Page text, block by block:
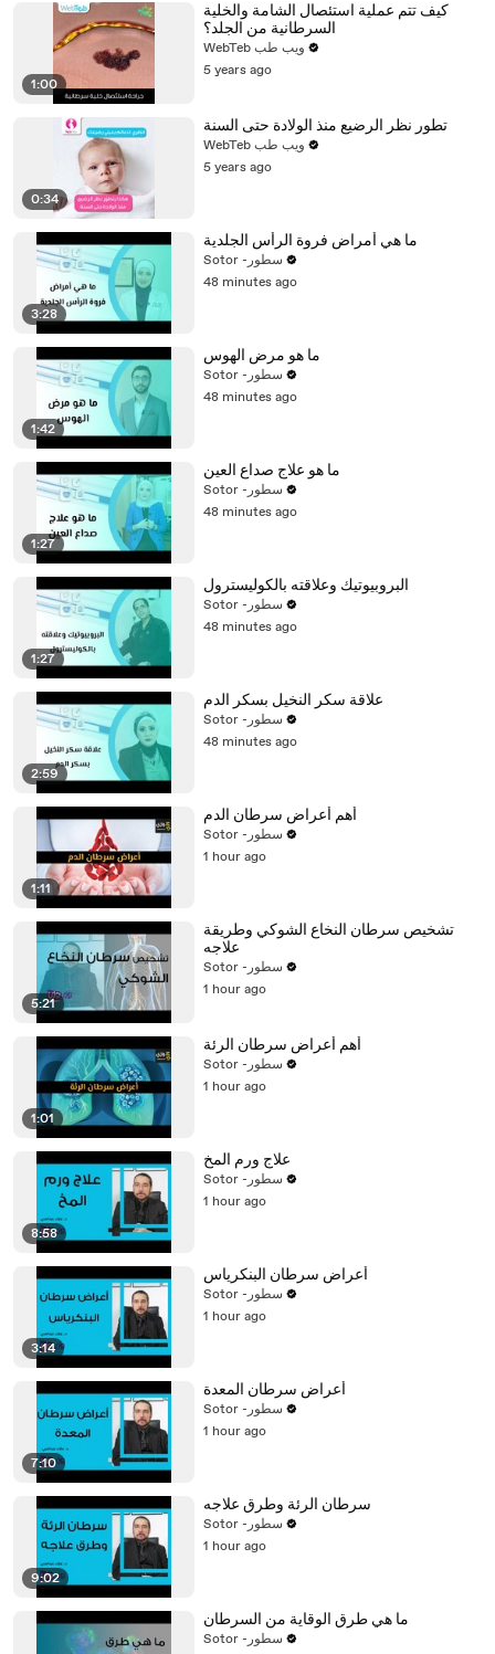
1:00
كيف تتم عملية استئصال الشامة والخلية
السرطانية من الجلد؟
WebTeb ويب طب
5 years ago
0:34
تطور نظر الرضيع منذ الولادة حتى السنة
WebTeb ويب طب
5 years ago
3:28
ما هي أمراض فروة الرأس الجلدية
Sotor -سطور
48 minutes ago
1:42
ما هو مرض الهوس
Sotor -سطور
48 minutes ago
1:27
ما هو علاج صداع العين
Sotor -سطور
48 minutes ago
1:27
البروبيوتيك وعلاقته بالكوليسترول
Sotor -سطور
48 minutes ago
2:59
علاقة سكر النخيل بسكر الدم
Sotor -سطور
48 minutes ago
1:11
أهم أعراض سرطان الدم
Sotor -سطور
1 hour ago
5:21
تشخيص سرطان النخاع الشوكي وطريقة
علاجه
Sotor -سطور
1 hour ago
1:01
أهم أعراض سرطان الرئة
Sotor -سطور
1 hour ago
8:58
علاج ورم المخ
Sotor -سطور
1 hour ago
3:14
أعراض سرطان البنكرياس
Sotor -سطور
1 hour ago
7:10
أعراض سرطان المعدة
Sotor -سطور
1 hour ago
9:02
سرطان الرئة وطرق علاجه
Sotor -سطور
1 hour ago
ما هي طرق الوقاية من السرطان
Sotor -سطور